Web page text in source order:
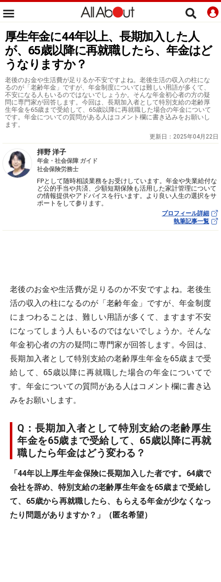
厚生年金に44年以上、長期加入した人
が、65歳以降に再就職したら、年金はど
うなりますか？
老後のお金や生活費が足りるか不安ですよね。老後生活の収入の柱にな
るのが「老齢年金」ですが、年金制度については難しい用語が多くて、
不安になる人もいるのではないでしょうか。そんな年金初心者の方の疑
問に専門家が回答します。今回は、長期加入者として特別支給の老齢厚
生年金を65歳まで受給して、65歳以降に再就職した場合の年金について
です。年金についての質問がある人はコメント欄に書き込みをお願いし
ます。
更新日： 2025年04月22日
拝野 洋子
年金・社会保障 ガイド
社会保険労務士
FPとして随時相談業務をお受けしています。年金や失業給付な
ど公的手当や共済、少額短期保険も活用した家計管理について
の情報提供やアドバイスを行います。より良い人生の選択をサ
ポートをして参ります。
プロフィール詳細
執筆記事一覧
老後のお金や生活費が足りるのか不安ですよね。老後生
活の収入の柱になるのが「老齢年金」ですが、年金制度
にまつわることは、難しい用語が多くて、ますます不安
になってしまう人もいるのではないでしょうか。そんな
年金初心者の方の疑問に専門家が回答します。今回は、
長期加入者として特別支給の老齢厚生年金を65歳まで受
給して、65歳以降に再就職した場合の年金についてで
す。年金についての質問がある人はコメント欄に書き込
みをお願いします。
Q：長期加入者として特別支給の老齢厚生
年金を65歳まで受給して、65歳以降に再就
職したら年金はどう変わる？
「44年以上厚生年金保険に長期加入した者です。64歳で
会社を辞め、特別支給の老齢厚生年金を65歳まで受給し
て、65歳から再就職したら、もらえる年金が少なくなっ
たり問題がありますか？」（匿名希望）